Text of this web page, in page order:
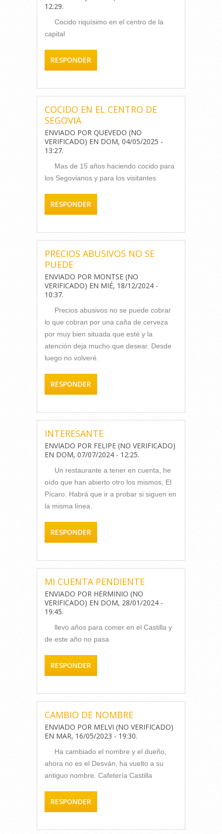
12:29.
Cocido riquísimo en el centro de la
capital
RESPONDER
COCIDO EN EL CENTRO DE
SEGOVIA
ENVIADO POR QUEVEDO (NO
VERIFICADO) EN DOM, 04/05/2025 -
13:27.
Mas de 15 años haciendo cocido para
los Segovianos y para los visitantes
RESPONDER
PRECIOS ABUSIVOS NO SE
PUEDE
ENVIADO POR MONTSE (NO
VERIFICADO) EN MIÉ, 18/12/2024 -
10:37.
Precios abusivos no se puede cobrar
lo que cobran por una caña de cerveza
por muy bien situada que esté y la
atención deja mucho que desear. Desde
luego no volveré.
RESPONDER
INTERESANTE
ENVIADO POR FELIPE (NO VERIFICADO)
EN DOM, 07/07/2024 - 12:25.
Un restaurante a tener en cuenta, he
oído que han abierto otro los mismos, El
Pícaro. Habrá que ir a probar si siguen en
la misma línea.
RESPONDER
MI CUENTA PENDIENTE
ENVIADO POR HERMINIO (NO
VERIFICADO) EN DOM, 28/01/2024 -
19:45.
llevo años para comer en el Castilla y
de este año no pasa
RESPONDER
CAMBIO DE NOMBRE
ENVIADO POR MELVI (NO VERIFICADO)
EN MAR, 16/05/2023 - 19:30.
Ha cambiado el nombre y el dueño,
ahora no es el Desván, ha vuelto a su
antiguo nombre. Cafetería Castilla
RESPONDER